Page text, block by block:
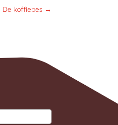
De koffiebes →